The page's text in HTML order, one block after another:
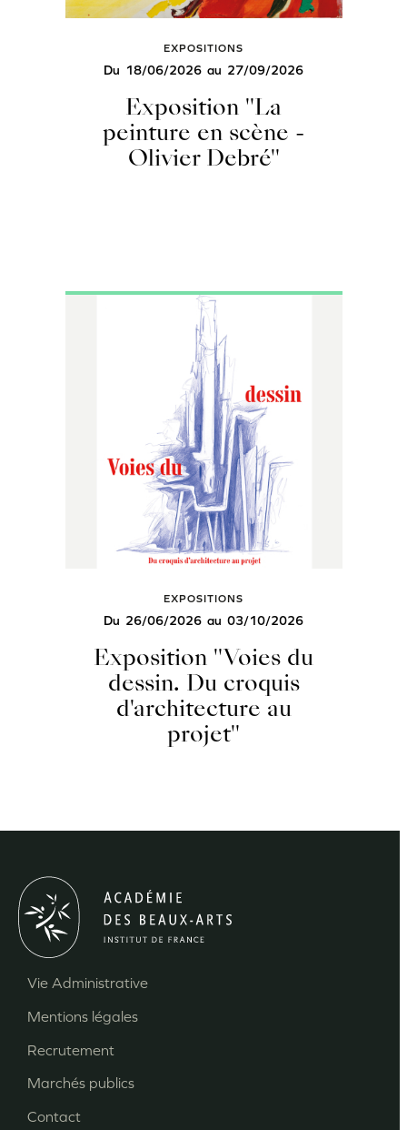
EXPOSITIONS
Du 18/06/2026 au 27/09/2026
Exposition "La
peinture en scène -
Olivier Debré"
EXPOSITIONS
Du 26/06/2026 au 03/10/2026
Exposition "Voies du
dessin. Du croquis
d'architecture au
projet"
Pied
de
page
Vie Administrative
Mentions légales
Recrutement
Marchés publics
Contact